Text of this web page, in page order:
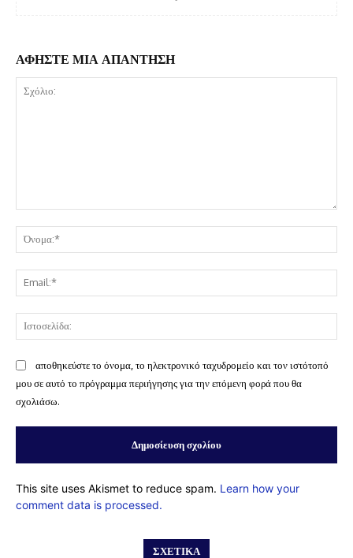
ΑΦΗΣΤΕ ΜΙΑ ΑΠΑΝΤΗΣΗ
αποθηκεύστε το όνομα, το ηλεκτρονικό ταχυδρομείο και τον ιστότοπό
μου σε αυτό το πρόγραμμα περιήγησης για την επόμενη φορά που θα
σχολιάσω.
This site uses Akismet to reduce spam. Learn how your
comment data is processed.
ΣΧΕΤΙΚΆ